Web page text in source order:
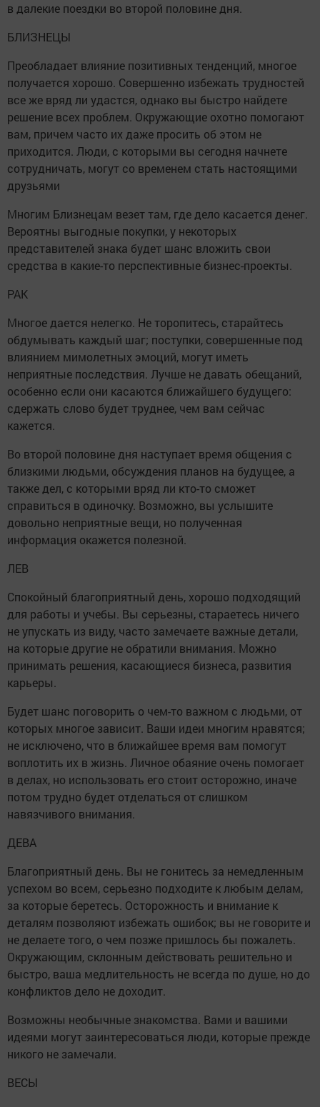
в далекие поездки во второй половине дня.
БЛИЗНЕЦЫ
Преобладает влияние позитивных тенденций, многое
получается хорошо. Совершенно избежать трудностей
все же вряд ли удастся, однако вы быстро найдете
решение всех проблем. Окружающие охотно помогают
вам, причем часто их даже просить об этом не
приходится. Люди, с которыми вы сегодня начнете
сотрудничать, могут со временем стать настоящими
друзьями
Многим Близнецам везет там, где дело касается денег.
Вероятны выгодные покупки, у некоторых
представителей знака будет шанс вложить свои
средства в какие-то перспективные бизнес-проекты.
РАК
Многое дается нелегко. Не торопитесь, старайтесь
обдумывать каждый шаг; поступки, совершенные под
влиянием мимолетных эмоций, могут иметь
неприятные последствия. Лучше не давать обещаний,
особенно если они касаются ближайшего будущего:
сдержать слово будет труднее, чем вам сейчас
кажется.
Во второй половине дня наступает время общения с
близкими людьми, обсуждения планов на будущее, а
также дел, с которыми вряд ли кто-то сможет
справиться в одиночку. Возможно, вы услышите
довольно неприятные вещи, но полученная
информация окажется полезной.
ЛЕВ
Спокойный благоприятный день, хорошо подходящий
для работы и учебы. Вы серьезны, стараетесь ничего
не упускать из виду, часто замечаете важные детали,
на которые другие не обратили внимания. Можно
принимать решения, касающиеся бизнеса, развития
карьеры.
Будет шанс поговорить о чем-то важном с людьми, от
которых многое зависит. Ваши идеи многим нравятся;
не исключено, что в ближайшее время вам помогут
воплотить их в жизнь. Личное обаяние очень помогает
в делах, но использовать его стоит осторожно, иначе
потом трудно будет отделаться от слишком
навязчивого внимания.
ДЕВА
Благоприятный день. Вы не гонитесь за немедленным
успехом во всем, серьезно подходите к любым делам,
за которые беретесь. Осторожность и внимание к
деталям позволяют избежать ошибок; вы не говорите и
не делаете того, о чем позже пришлось бы пожалеть.
Окружающим, склонным действовать решительно и
быстро, ваша медлительность не всегда по душе, но до
конфликтов дело не доходит.
Возможны необычные знакомства. Вами и вашими
идеями могут заинтересоваться люди, которые прежде
никого не замечали.
ВЕСЫ